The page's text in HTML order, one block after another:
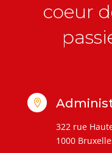
coeur

322 rue
1000